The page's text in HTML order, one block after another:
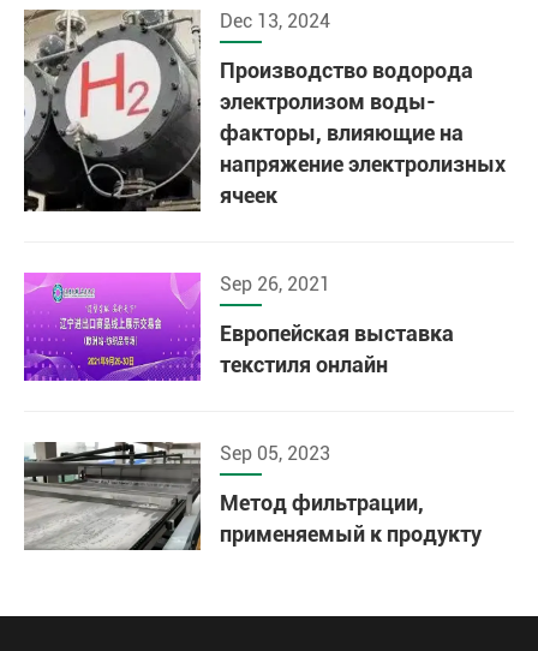
Dec 13, 2024
Производство водорода
электролизом воды-
факторы, влияющие на
напряжение электролизных
ячеек
Sep 26, 2021
Европейская выставка
текстиля онлайн
Sep 05, 2023
Метод фильтрации,
применяемый к продукту